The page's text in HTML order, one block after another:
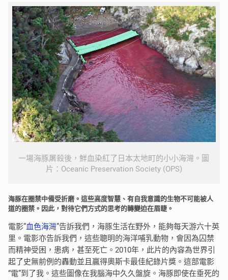
一場海豚屠殺後，鮮血染紅了日本太地町的小小海灣。圖
片：Oceanic Preservation Society (OPS)
海豚在圈禁中備受折磨。這些高度智慧、有自我意識的生物不可能被人
道的圈禁。因此，對待它們方式的思考的轉變迫在眉睫。
電影”血色海灣”告訴我們，海豚生活在野外，能夠每天游六十英
里。電影亦告訴我們，這些聰明的海洋哺乳動物，會因為囚禁
而精神受困，患病，甚至死亡。2010年，此片的內容為世界引
起了史無前例的轟動並且贏得奧斯卡最佳紀錄片獎。這部電影
“電”到了我。這些圖像在我腦海中久久盤旋。海豚即使在垂死的